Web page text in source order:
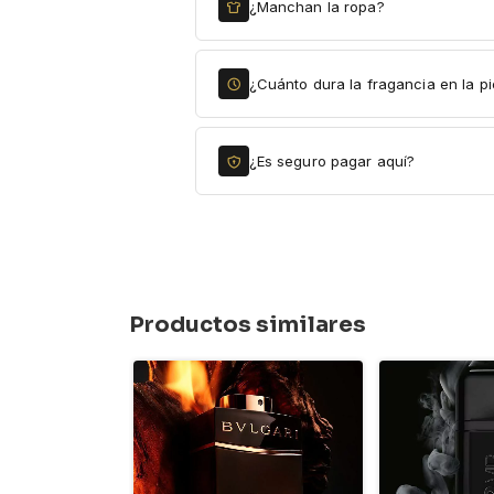
¿Manchan la ropa?
¿Cuánto dura la fragancia en la
¿Es seguro pagar aquí?
Productos similares